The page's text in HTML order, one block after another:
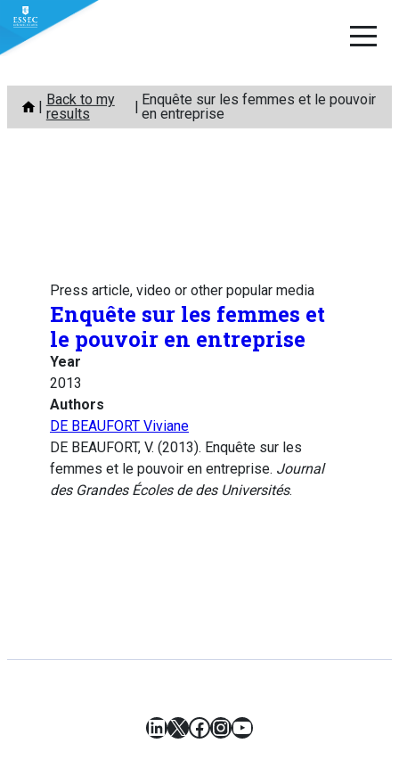
Skip
content
Back to my
results
Enquête sur les femmes et le pouvoir
en entreprise
Press article, video or other popular media
Enquête sur les femmes et
le pouvoir en entreprise
Year
2013
Authors
DE BEAUFORT Viviane
DE BEAUFORT, V. (2013). Enquête sur les
femmes et le pouvoir en entreprise. Journal
des Grandes Écoles de des Universités.
LinkedIn
X Facebook
Instagram
YouTube